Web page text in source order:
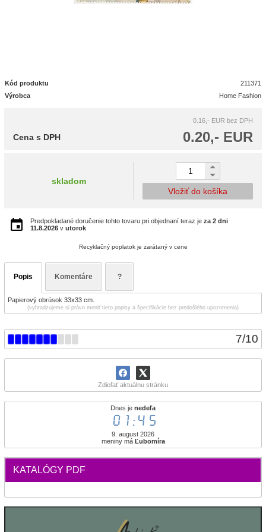
7/10
Zdieľať aktuálnu stránku
Dnes je nedeľa
01:45
9. august 2026
meniny má Ľubomíra
KATALÓGY PDF
Kód produktu
211371
Výrobca
Home Fashion
0.16,- EUR bez DPH
0.20,- EUR
Cena s DPH
skladom
Vložiť do košíka
Predpokladané doručenie tohto tovaru pri objednaní teraz je za 2 dni
11.8.2026 v utorok
Recyklačný poplatok je zarátaný v cene
Popis Komentáre ?
Papierový obrúsok 33x33 cm.
(vyhradzujeme si právo meniť tieto popisy a špecifikácie bez predošlého upozornenia)